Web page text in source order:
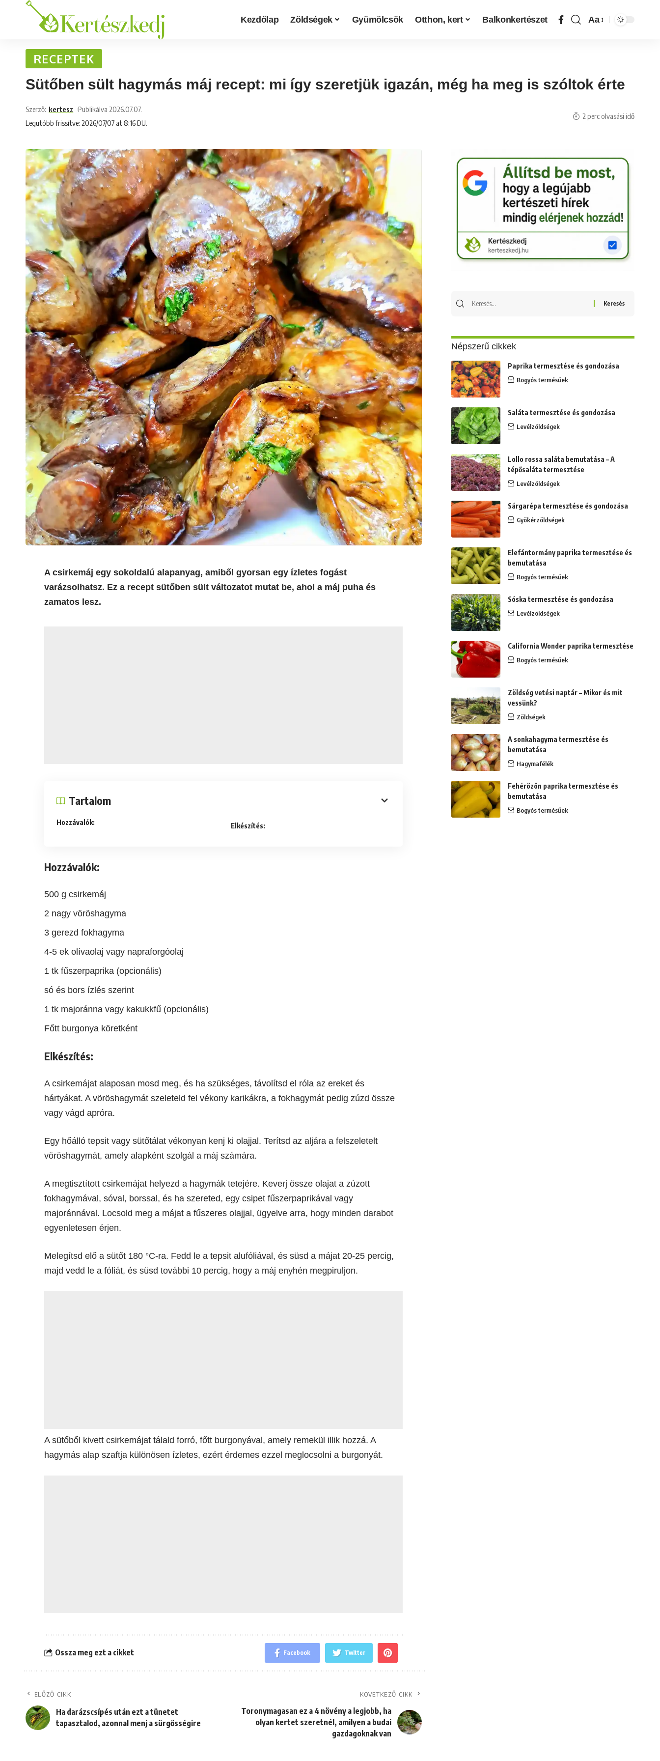
Kezdőlap Zöldségek Gyümölcsök Otthon, kert Balkonkertészet Aa
RECEPTEK
Sütőben sült hagymás máj recept: mi így szeretjük igazán, még ha meg is szóltok érte
Legutóbb frissítve: 2026/07/07 at 8:16 DU.
Szerző: kertesz Publikálva 2026.07.07.
2 perc olvasási idő
A csirkemáj egy sokoldalú alapanyag, amiből gyorsan egy ízletes fogást
varázsolhatsz. Ez a recept sütőben sült változatot mutat be, ahol a máj puha és
zamatos lesz.
Tartalom
Hozzávalók: Elkészítés:
Hozzávalók:
500 g csirkemáj
2 nagy vöröshagyma
3 gerezd fokhagyma
4-5 ek olívaolaj vagy napraforgóolaj
1 tk fűszerpaprika (opcionális)
só és bors ízlés szerint
1 tk majoránna vagy kakukkfű (opcionális)
Főtt burgonya köretként
Elkészítés:
A csirkemájat alaposan mosd meg, és ha szükséges, távolítsd el róla az ereket és
hártyákat. A vöröshagymát szeleteld fel vékony karikákra, a fokhagymát pedig zúzd össze
vagy vágd apróra.
Egy hőálló tepsit vagy sütőtálat vékonyan kenj ki olajjal. Terítsd az aljára a felszeletelt
vöröshagymát, amely alapként szolgál a máj számára.
A megtisztított csirkemájat helyezd a hagymák tetejére. Keverj össze olajat a zúzott
fokhagymával, sóval, borssal, és ha szereted, egy csipet fűszerpaprikával vagy
majoránnával. Locsold meg a májat a fűszeres olajjal, ügyelve arra, hogy minden darabot
egyenletesen érjen.
Melegítsd elő a sütőt 180 °C-ra. Fedd le a tepsit alufóliával, és süsd a májat 20-25 percig,
majd vedd le a fóliát, és süsd további 10 percig, hogy a máj enyhén megpiruljon.
A sütőből kivett csirkemájat tálald forró, főtt burgonyával, amely remekül illik hozzá. A
hagymás alap szaftja különösen ízletes, ezért érdemes ezzel meglocsolni a burgonyát.
Ossza meg ezt a cikket Facebook Twitter
ELŐZŐ CIKK
Ha darázscsípés után ezt a tünetet
tapasztalod, azonnal menj a sürgősségire
KÖVETKEZŐ CIKK
Toronymagasan ez a 4 növény a legjobb, ha
olyan kertet szeretnél, amilyen a budai
gazdagoknak van
Népszerű cikkek
Paprika termesztése és gondozása
Bogyós termésűek
Saláta termesztése és gondozása
Levélzöldségek
Lollo rossa saláta bemutatása – A
tépősaláta termesztése
Levélzöldségek
Sárgarépa termesztése és gondozása
Gyökérzöldségek
Elefántormány paprika termesztése és
bemutatása
Bogyós termésűek
Sóska termesztése és gondozása
Levélzöldségek
California Wonder paprika termesztése
Bogyós termésűek
Zöldség vetési naptár – Mikor és mit
vessünk?
Zöldségek
A sonkahagyma termesztése és
bemutatása
Hagymafélék
Fehérözön paprika termesztése és
bemutatása
Bogyós termésűek